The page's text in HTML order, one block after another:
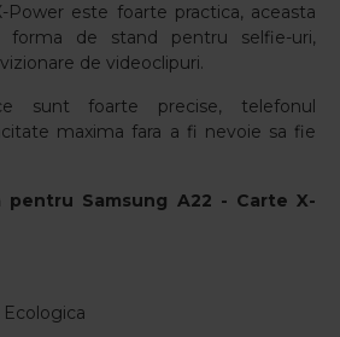
Power este foarte practica, aceasta
de stand pentru selfie-uri,
de videoclipuri.
sunt foarte precise, telefonul
maxima fara a fi nevoie sa fie
pentru Samsung A22 - Carte X-